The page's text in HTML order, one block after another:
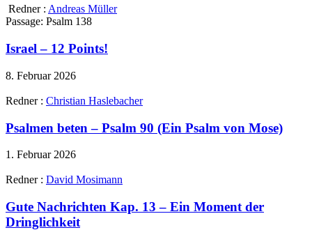
Redner : Andreas Müller
Passage: Psalm 138
Israel – 12 Points!
8. Februar 2026
Redner : Christian Haslebacher
Psalmen beten – Psalm 90 (Ein Psalm von Mose)
1. Februar 2026
Redner : David Mosimann
Gute Nachrichten Kap. 13 – Ein Moment der
Dringlichkeit